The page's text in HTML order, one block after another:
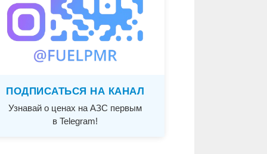
ПОДПИСАТЬСЯ НА КАНАЛ
Узнавай о ценах на АЗС первым
в Telegram!